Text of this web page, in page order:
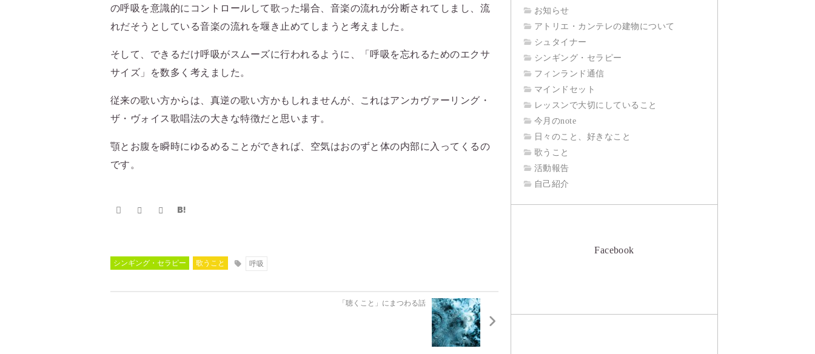
の呼吸を意識的にコントロールして歌った場合、音楽の流れが分断されてしまし、流
れだそうとしている音楽の流れを堰き止めてしまうと考えました。
そして、できるだけ呼吸がスムーズに行われるように、「呼吸を忘れるためのエクサ
サイズ」を数多く考えました。
従来の歌い方からは、真逆の歌い方かもしれませんが、これはアンカヴァーリング・
ザ・ヴォイス歌唱法の大きな特徴だと思います。
顎とお腹を瞬時にゆるめることができれば、空気はおのずと体の内部に入ってくるの
です。
シンギング・セラピー 歌うこと 呼吸
「聴くこと」にまつわる話
お知らせ
アトリエ・カンテレの建物について
シュタイナー
シンギング・セラピー
フィンランド通信
マインドセット
レッスンで大切にしていること
今月のnote
日々のこと、好きなこと
歌うこと
活動報告
自己紹介
Facebook